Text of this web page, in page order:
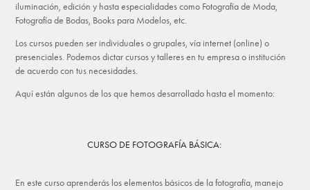
iluminación, edición y hasta especialidades como Fotografía de Moda,
Fotografía de Bodas, Books para Modelos, etc.
Los cursos pueden ser individuales o grupales, vía internet (online) o
presenciales. Podemos dictar cursos y talleres en tu empresa o institución
de acuerdo con tus necesidades.
Aquí están algunos de los que hemos desarrollado hasta el momento:
CURSO DE FOTOGRAFÍA BÁSICA:
En este curso aprenderás los elementos básicos de la fotografía, manejo